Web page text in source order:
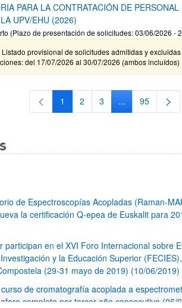
PARA LA CONTRATACIÓN DE
UPV/EHU (2026)
(Plazo de presentación de solicitudes: 03/06/2026 -
Listado provisional de solicitudes admitidas y
del 17/07/2026 al 30/07/2026 (ambos incluídos)
Página
1 Página
2 Página
3 ...PáginasPágina
95
de Espectroscopías Acopladas (Raman-
la certificación Q-epea de Euskalit para
participan en el XVI Foro Internacional sobre
y la Educación Superior
(29-31 mayo de 2019) (10/06/2019)
de cromatografía acoplada a
completo por tercer año consecutivo (06/